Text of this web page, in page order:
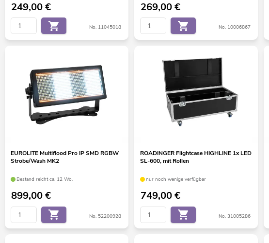
249,00€
No. 11045018
269,00€
No. 10006867
EUROLITE Multiflood Pro IP SMD RGBW
Strobe/Wash MK2
Bestand reicht ca. 12 Wo.
899,00€
No. 52200928
ROADINGER Flightcase HIGHLINE 1x LED
SL-600, mit Rollen
nur noch wenige verfügbar
749,00€
No. 31005286